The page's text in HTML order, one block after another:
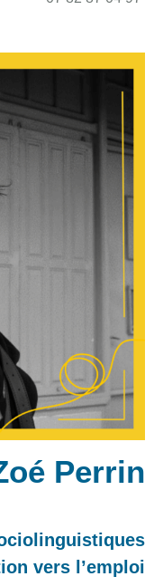
Perrin
vers l’emploi